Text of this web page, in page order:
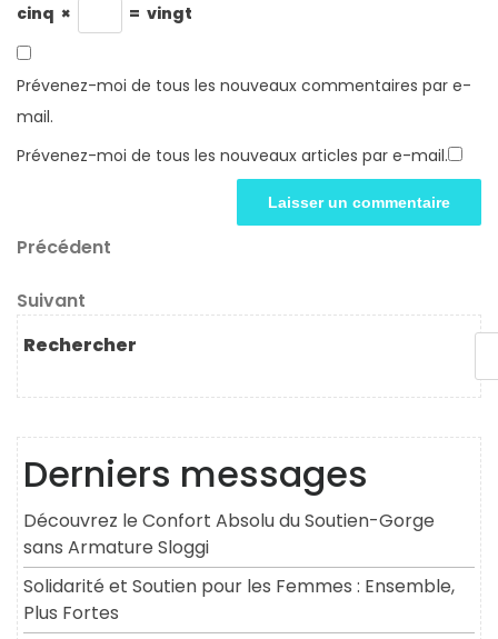
cinq × = vingt
Prévenez-moi de tous les nouveaux commentaires par e-
mail.
Prévenez-moi de tous les nouveaux articles par e-mail.
Navigation
de
l’article
Article
Précédent
Article
suivant
Suivant
Rechercher
Derniers messages
Découvrez le Confort Absolu du Soutien-Gorge
sans Armature Sloggi
Solidarité et Soutien pour les Femmes : Ensemble,
Plus Fortes